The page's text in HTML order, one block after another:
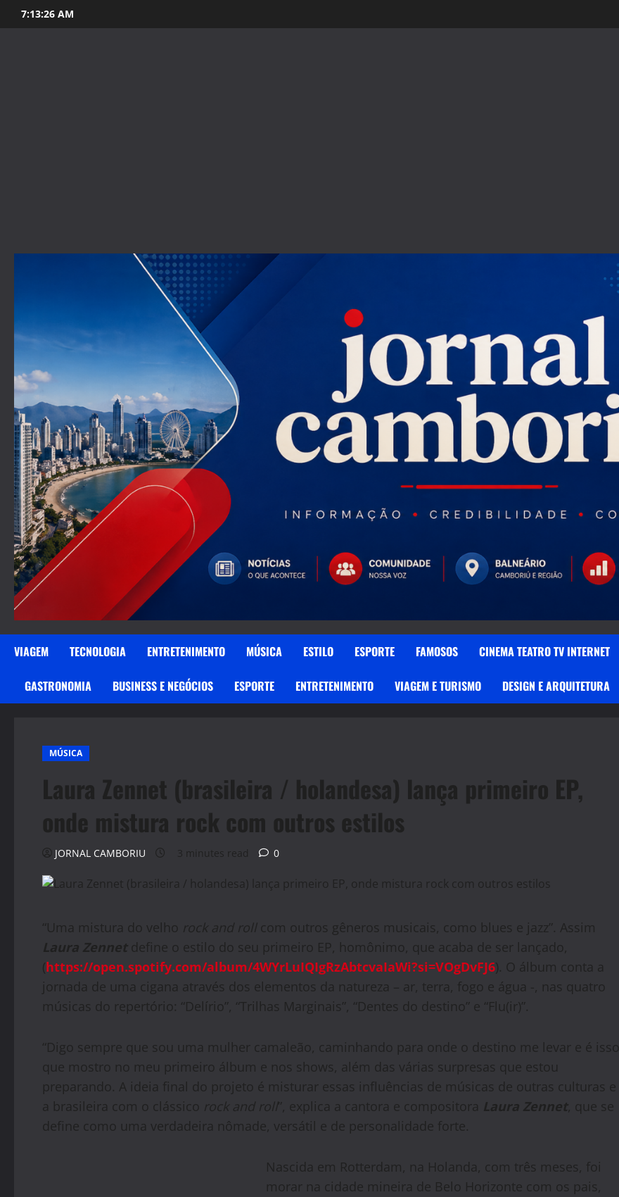
to
7:13:28 AM
VIAGEM TECNOLOGIA ENTRETENIMENTO MÚSICA ESTILO ESPORTE FAMOSOS CINEMA TEATRO TV INTERNET
GASTRONOMIA BUSINESS E NEGÓCIOS ESPORTE ENTRETENIMENTO VIAGEM E TURISMO DESIGN E ARQUITETURA
MÚSICA
Laura Zennet (brasileira / holandesa) lança primeiro EP,
onde mistura rock com outros estilos
JORNAL CAMBORIU 3 minutes read 0
“Uma mistura do velho rock and rollcom outros gêneros musicais, como blues e jazz”. Assim
Laura Zennet define o estilo do seu primeiro EP, homônimo, que acaba de ser lançado,
(https://open.spotify.com/album/4WYrLuIQIgRzAbtcvaIaWi?si=VOgDvFJ6). O álbum conta a
jornada de uma cigana através dos elementos da natureza – ar, terra, fogo e água -, nas quatro
músicas do repertório: “Delírio”, “Trilhas Marginais”, “Dentes do destino” e “Flu(ir)”.
“Digo sempre que sou uma mulher camaleão, caminhando para onde o destino me levar e é isso
que mostro no meu primeiro álbum e nos shows, além das várias surpresas que estou
preparando. A ideia final do projeto é misturar essas influências de músicas de outras culturas e
a brasileira com o clássico rock and roll”, explica a cantora e compositora Laura Zennet, que se
define como uma verdadeira nômade, versátil e de personalidade forte.
Nascida em Rotterdam, na Holanda, com três meses, foi
morar na cidade mineira de Belo Horizonte com os pais,